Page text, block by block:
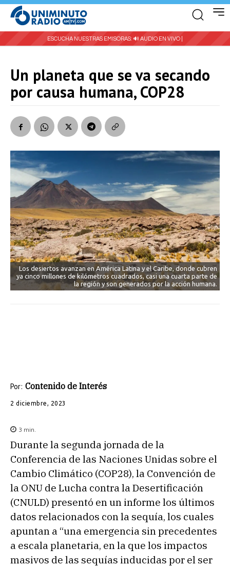
ESCUCHA NUESTRAS EMISORAS: 🔊 AUDIO EN VIVO |
Un planeta que se va secando
por causa humana, COP28
Los desiertos avanzan en América Latina y el Caribe, donde cubren
ya cinco millones de kilómetros cuadrados, casi una cuarta parte de
la región y son generados por la acción humana.
Por: Contenido de Interés
2 diciembre, 2023
3 min.
Durante la segunda jornada de la
Conferencia de las Naciones Unidas sobre el
Cambio Climático (COP28), la Convención de
la ONU de Lucha contra la Desertificación
(CNULD) presentó en un informe los últimos
datos relacionados con la sequía, los cuales
apuntan a “una emergencia sin precedentes
a escala planetaria, en la que los impactos
masivos de las sequías inducidas por el ser